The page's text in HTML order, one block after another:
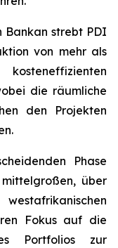
Bankan strebt PDI
von mehr als
die räumliche
den Projekten
Phase
über
Fokus auf die
Portfolios zur